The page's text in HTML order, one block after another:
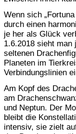
Wenn sich
durch einen
je her als Glück
1.6.2018 sieht man
seltenen
Planeten im
Verbindungslinien
Am Kopf des
am
und Neptun. Der
bleibt die
intensiv, sie zielt